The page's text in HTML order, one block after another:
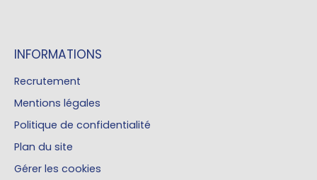
INFORMATIONS
Recrutement
Mentions légales
Politique de confidentialité
Plan du site
Gérer les cookies